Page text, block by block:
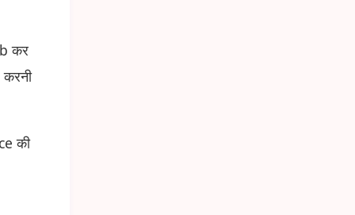
कर
की